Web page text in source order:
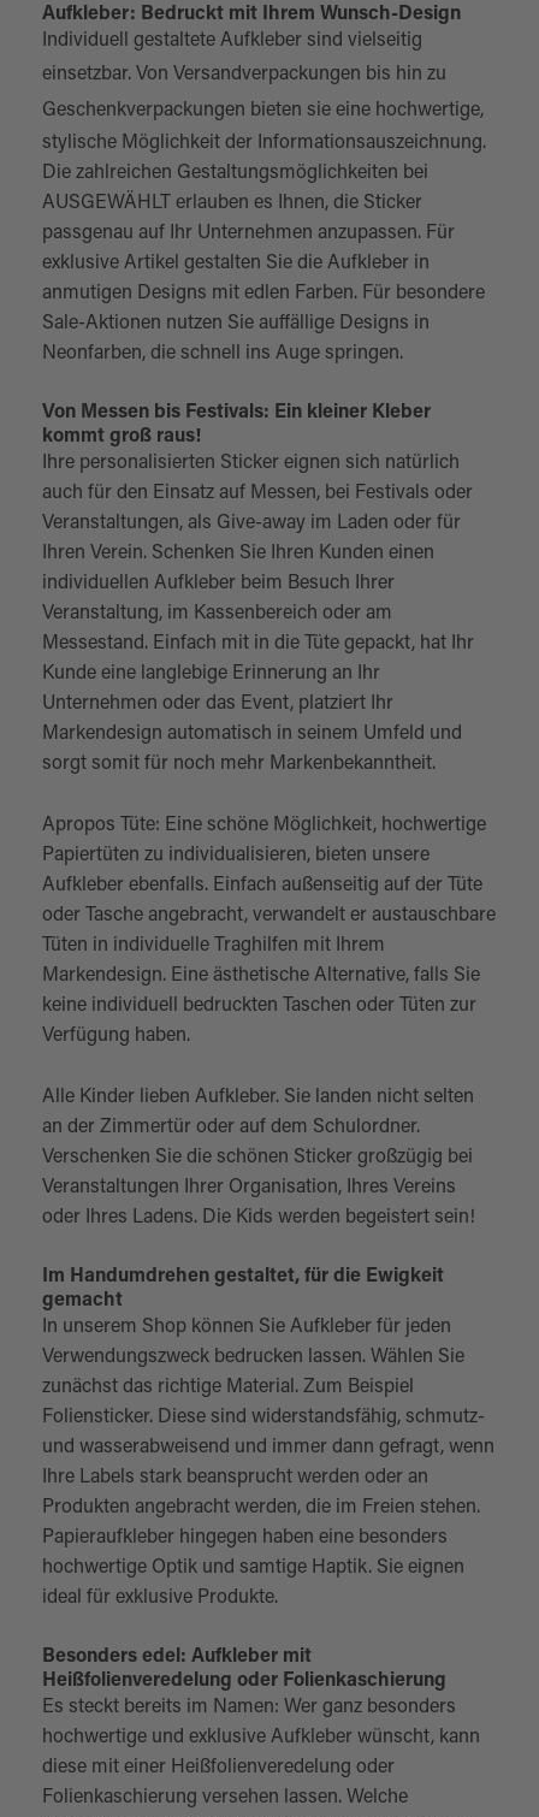
Aufkleber: Bedruckt mit Ihrem Wunsch-Design
Individuell gestaltete Aufkleber sind vielseitig
einsetzbar. Von Versandverpackungen bis hin zu
Geschenkverpackungen bieten sie eine hochwertige,
stylische Möglichkeit der Informationsauszeichnung.
Die zahlreichen Gestaltungsmöglichkeiten bei
AUSGEWÄHLT erlauben es Ihnen, die Sticker
passgenau auf Ihr Unternehmen anzupassen. Für
exklusive Artikel gestalten Sie die Aufkleber in
anmutigen Designs mit edlen Farben. Für besondere
Sale-Aktionen nutzen Sie auffällige Designs in
Neonfarben, die schnell ins Auge springen.
Von Messen bis Festivals: Ein kleiner Kleber
kommt groß raus!
Ihre personalisierten Sticker eignen sich natürlich
auch für den Einsatz auf Messen, bei Festivals oder
Veranstaltungen, als Give-away im Laden oder für
Ihren Verein. Schenken Sie Ihren Kunden einen
individuellen Aufkleber beim Besuch Ihrer
Veranstaltung, im Kassenbereich oder am
Messestand. Einfach mit in die Tüte gepackt, hat Ihr
Kunde eine langlebige Erinnerung an Ihr
Unternehmen oder das Event, platziert Ihr
Markendesign automatisch in seinem Umfeld und
sorgt somit für noch mehr Markenbekanntheit.
Apropos Tüte: Eine schöne Möglichkeit, hochwertige
Papiertüten zu individualisieren, bieten unsere
Aufkleber ebenfalls. Einfach außenseitig auf der Tüte
oder Tasche angebracht, verwandelt er austauschbare
Tüten in individuelle Traghilfen mit Ihrem
Markendesign. Eine ästhetische Alternative, falls Sie
keine individuell bedruckten Taschen oder Tüten zur
Verfügung haben.
Alle Kinder lieben Aufkleber. Sie landen nicht selten
an der Zimmertür oder auf dem Schulordner.
Verschenken Sie die schönen Sticker großzügig bei
Veranstaltungen Ihrer Organisation, Ihres Vereins
oder Ihres Ladens. Die Kids werden begeistert sein!
Im Handumdrehen gestaltet, für die Ewigkeit
gemacht
In unserem Shop können Sie Aufkleber für jeden
Verwendungszweck bedrucken lassen. Wählen Sie
zunächst das richtige Material. Zum Beispiel
Foliensticker. Diese sind widerstandsfähig, schmutz-
und wasserabweisend und immer dann gefragt, wenn
Ihre Labels stark beansprucht werden oder an
Produkten angebracht werden, die im Freien stehen.
Papieraufkleber hingegen haben eine besonders
hochwertige Optik und samtige Haptik. Sie eignen
ideal für exklusive Produkte.
Besonders edel: Aufkleber mit
Heißfolienveredelung oder Folienkaschierung
Es steckt bereits im Namen: Wer ganz besonders
hochwertige und exklusive Aufkleber wünscht, kann
diese mit einer Heißfolienveredelung oder
Folienkaschierung versehen lassen. Welche